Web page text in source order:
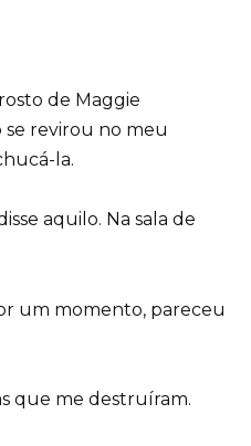
de Maggie
se revirou no meu
la.
aquilo. Na sala de
um momento, pareceu
que me destruíram.